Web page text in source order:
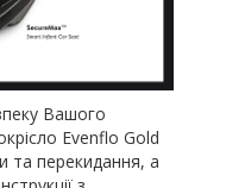
Вашого
Evenflo Gold
та перекидання, а